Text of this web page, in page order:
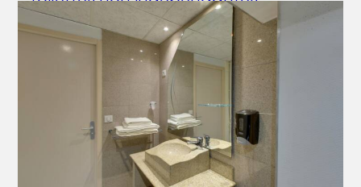
Jardin.
la nuitée : 116 €
+ 1,65€ taxe de séjour par pers. / jou